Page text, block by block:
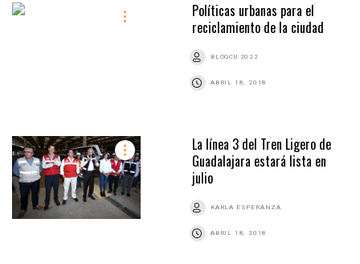
Políticas urbanas para el
reciclamiento de la ciudad
BLOGCU 2022
ABRIL 18, 2018
La línea 3 del Tren Ligero de
Guadalajara estará lista en
julio
KARLA ESPERANZA
ABRIL 18, 2018